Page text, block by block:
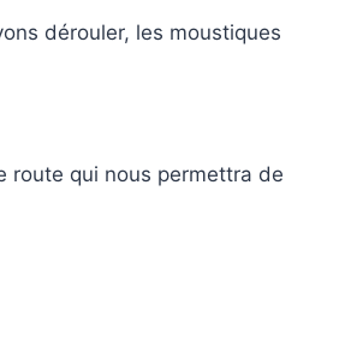
dérouler, les moustiques
route qui nous permettra de